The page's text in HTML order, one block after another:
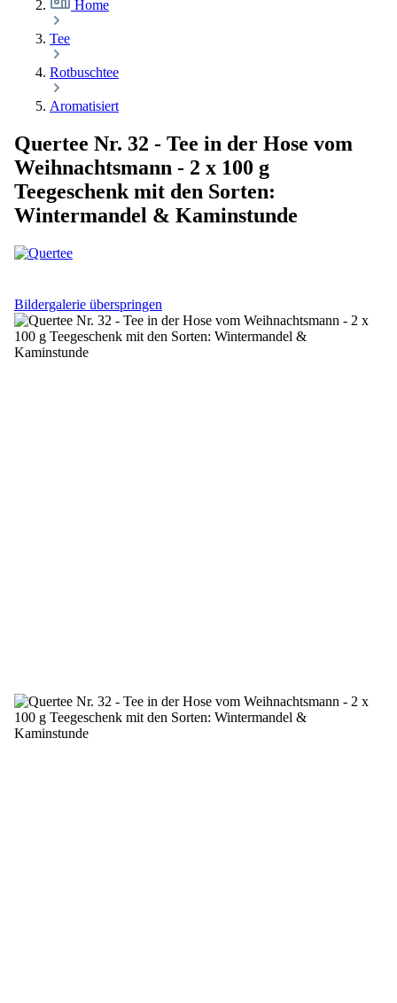
Home
Tee
Rotbuschtee
Aromatisiert
Quertee Nr. 32 - Tee in der Hose vom
Weihnachtsmann - 2 x 100 g
Teegeschenk mit den Sorten:
Wintermandel & Kaminstunde
Bildergalerie überspringen